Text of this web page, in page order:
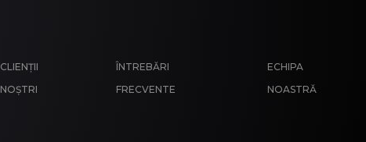
CLIENȚII
NOȘTRI
ÎNTREBĂRI
FRECVENTE
ECHIPA
NOASTRĂ